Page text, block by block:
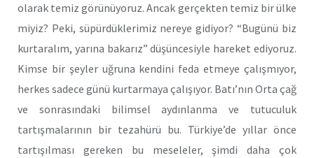
olarak temiz görünüyoruz. Ancak gerçekten temiz bir ülke
miyiz? Peki, süpürdüklerimiz nereye gidiyor? “Bugünü biz
kurtaralım, yarına bakarız” düşüncesiyle hareket ediyoruz.
Kimse bir şeyler uğruna kendini feda etmeye çalışmıyor,
herkes sadece günü kurtarmaya çalışıyor. Batı’nın Orta çağ
ve sonrasındaki bilimsel aydınlanma ve tutuculuk
tartışmalarının bir tezahürü bu. Türkiye’de yıllar önce
tartışılması gereken bu meseleler, şimdi daha çok